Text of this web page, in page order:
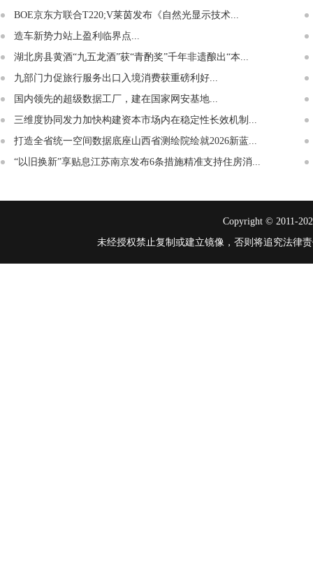
BOE京东方联合T220;V莱茵发布《自然光显示技术...
造车新势力站上盈利临界点...
湖北房县黄酒“九五龙酒”获“青酌奖”千年非遗酿出“本...
九部门力促旅行服务出口入境消费获重磅利好...
国内领先的超级数据工厂，建在国家网安基地...
三维度协同发力加快构建资本市场内在稳定性长效机制...
打造全省统一空间数据底座山西省测绘院绘就2026新蓝...
“以旧换新”享贴息江苏南京发布6条措施精准支持住房消...
Copyright © 2011-
未经授权禁止复制或建立镜像，否则将追究法律